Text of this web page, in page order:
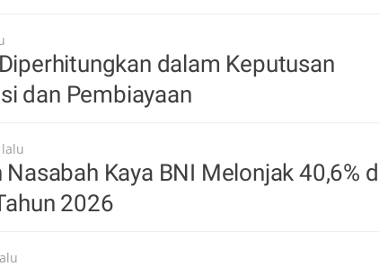
dalam Keputusan
dan Pembiayaan
Nasabah Kaya BNI Melonjak 40,6%
2026